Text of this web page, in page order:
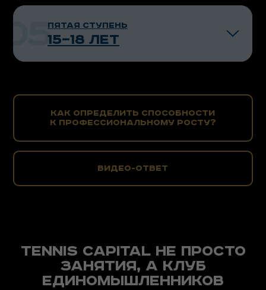
15—18 лет
пятая ступень
Как определить способности
к профессиональному росту?
видео-ответ
Tennis capital не просто
занятия, а клуб
единомышленников